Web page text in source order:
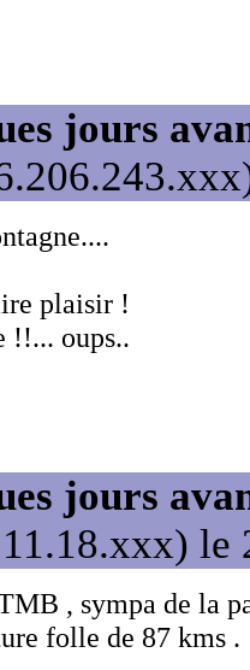
jours
plaisir !
!!... oups..
jours
le
, sympa de la
folle de 87 kms .